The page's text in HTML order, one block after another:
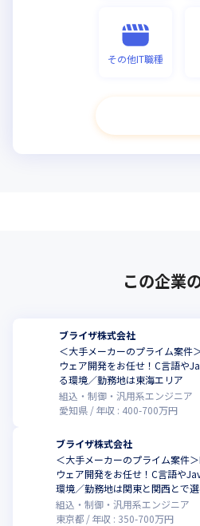
その他IT職種
この企業
ブライザ株式会社
＜大手メーカーのプライム案件
ウェア開発をお任せ！C言語や
る環境／勤務地は東海エリア
組込・制御・汎用系エンジニア
愛知県
年収 : 400-700万円
ブライザ株式会社
＜大手メーカーのプライム案件
ウェア開発をお任せ！C言語や
環境／勤務地は関東と関西とで
組込・制御・汎用系エンジニア
東京都
年収 : 350-700万円